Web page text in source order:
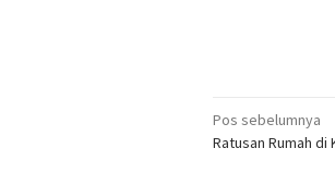
Navigasi
pos
Pos sebelumnya
Ratusan Rumah di